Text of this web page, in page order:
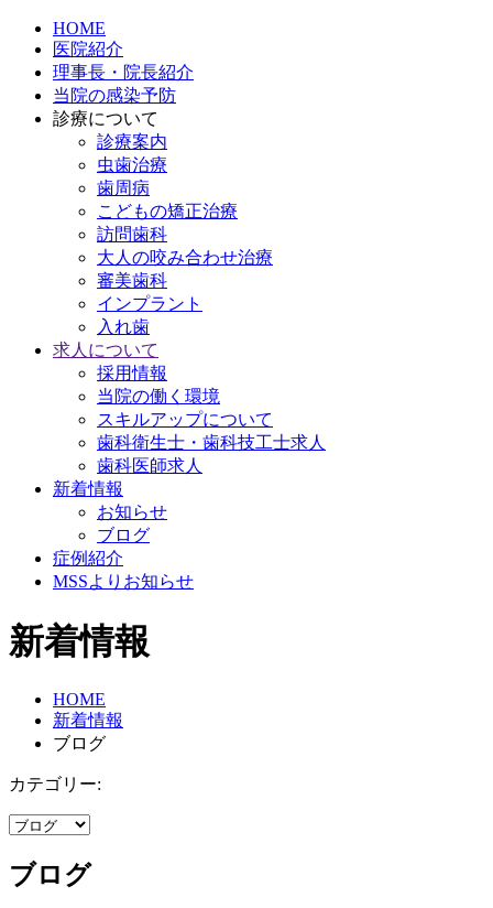
HOME
医院紹介
理事長・院長紹介
当院の感染予防
診療について
診療案内
虫歯治療
歯周病
こどもの矯正治療
訪問歯科
大人の咬み合わせ治療
審美歯科
インプラント
入れ歯
求人について
採用情報
当院の働く環境
スキルアップについて
歯科衛生士・歯科技工士求人
歯科医師求人
新着情報
お知らせ
ブログ
症例紹介
MSSよりお知らせ
新着情報
HOME
新着情報
ブログ
カテゴリー:
ブログ